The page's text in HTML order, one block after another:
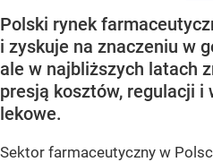
Polski rynek
i zyskuje na znaczeniu w
ale w najbliższych latach
presją kosztów, regulacji
lekowe.
Sektor farmaceutyczny w